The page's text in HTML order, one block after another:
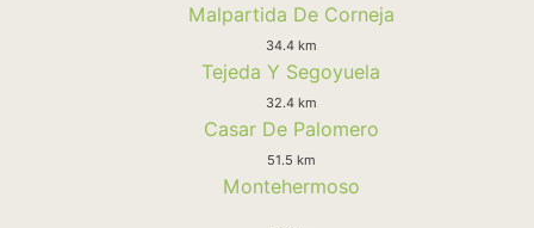
Malpartida De Corneja
34.4 km
Tejeda Y Segoyuela
32.4 km
Casar De Palomero
51.5 km
Montehermoso